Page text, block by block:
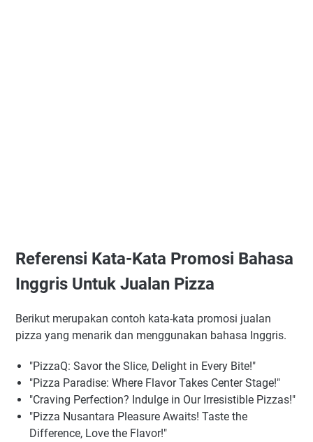
Referensi Kata-Kata Promosi Bahasa
Inggris Untuk Jualan Pizza
Berikut merupakan contoh kata-kata promosi jualan
pizza yang menarik dan menggunakan bahasa Inggris.
"PizzaQ: Savor the Slice, Delight in Every Bite!"
"Pizza Paradise: Where Flavor Takes Center Stage!"
"Craving Perfection? Indulge in Our Irresistible Pizzas!"
"Pizza Nusantara Pleasure Awaits! Taste the
Difference, Love the Flavor!"